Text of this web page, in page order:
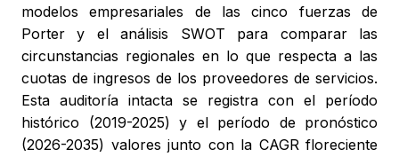
modelos empresariales de las cinco fuerzas de
Porter y el análisis SWOT para comparar las
circunstancias regionales en lo que respecta a las
cuotas de ingresos de los proveedores de servicios.
Esta auditoría intacta se registra con el período
histórico (2019-2025) y el período de pronóstico
(2026-2035) valores junto con la CAGR floreciente